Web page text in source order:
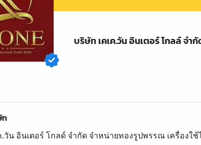
บริษัท เคเค.วัน อินเตอร์ โกลล์ จำ
ท
.วัน อินเตอร์ โกลด์ จำกัด จำหน่ายทองรูปพรรณ เครื่อง